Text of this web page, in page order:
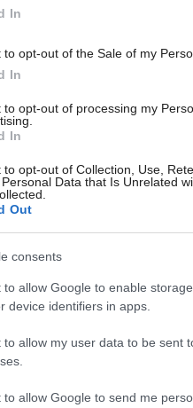
In
to opt-out of the Sale of my
In
to opt-out of processing my
In
to opt-out of Collection, Use,
Data that Is Unrelated
Out
consents
to allow Google to enable
device identifiers in apps.
to allow my user data to be sent
to allow Google to send me